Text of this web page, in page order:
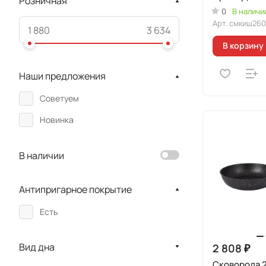
"Мраморная
0
В
Арт.
В корзину
2 808 ₽
Наши предложения
Советуем
Новинка
В наличии
Антипригарное покрытие
Есть
Вид дна